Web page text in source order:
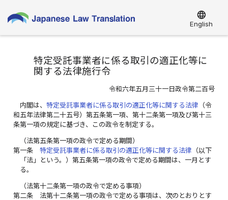
language
English
特定受託事業者に係る取引の適正化等に
関する法律施行令
令和六年五月三十一日政令第二百号
内閣は、特定受託事業者に係る取引の適正化等に関する法律 （令
和五年法律第二十五号）第五条第一項、第十二条第一項及び第十三
条第一項の規定に基づき、この政令を制定する。
（法第五条第一項の政令で定める期間）
第一条
特定受託事業者に係る取引の適正化等に関する法律 （以下
「法」という。）第五条第一項の政令で定める期間は、一月とす
る。
（法第十二条第一項の政令で定める事項）
第二条
法第十二条第一項の政令で定める事項は、次のとおりとす